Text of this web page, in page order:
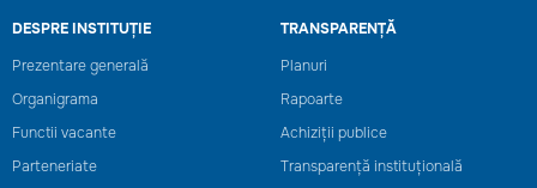
DESPRE INSTITUȚIE
Prezentare generală
Organigrama
Functii vacante
Parteneriate
TRANSPARENȚĂ
Planuri
Rapoarte
Achiziții publice
Transparență instituțională